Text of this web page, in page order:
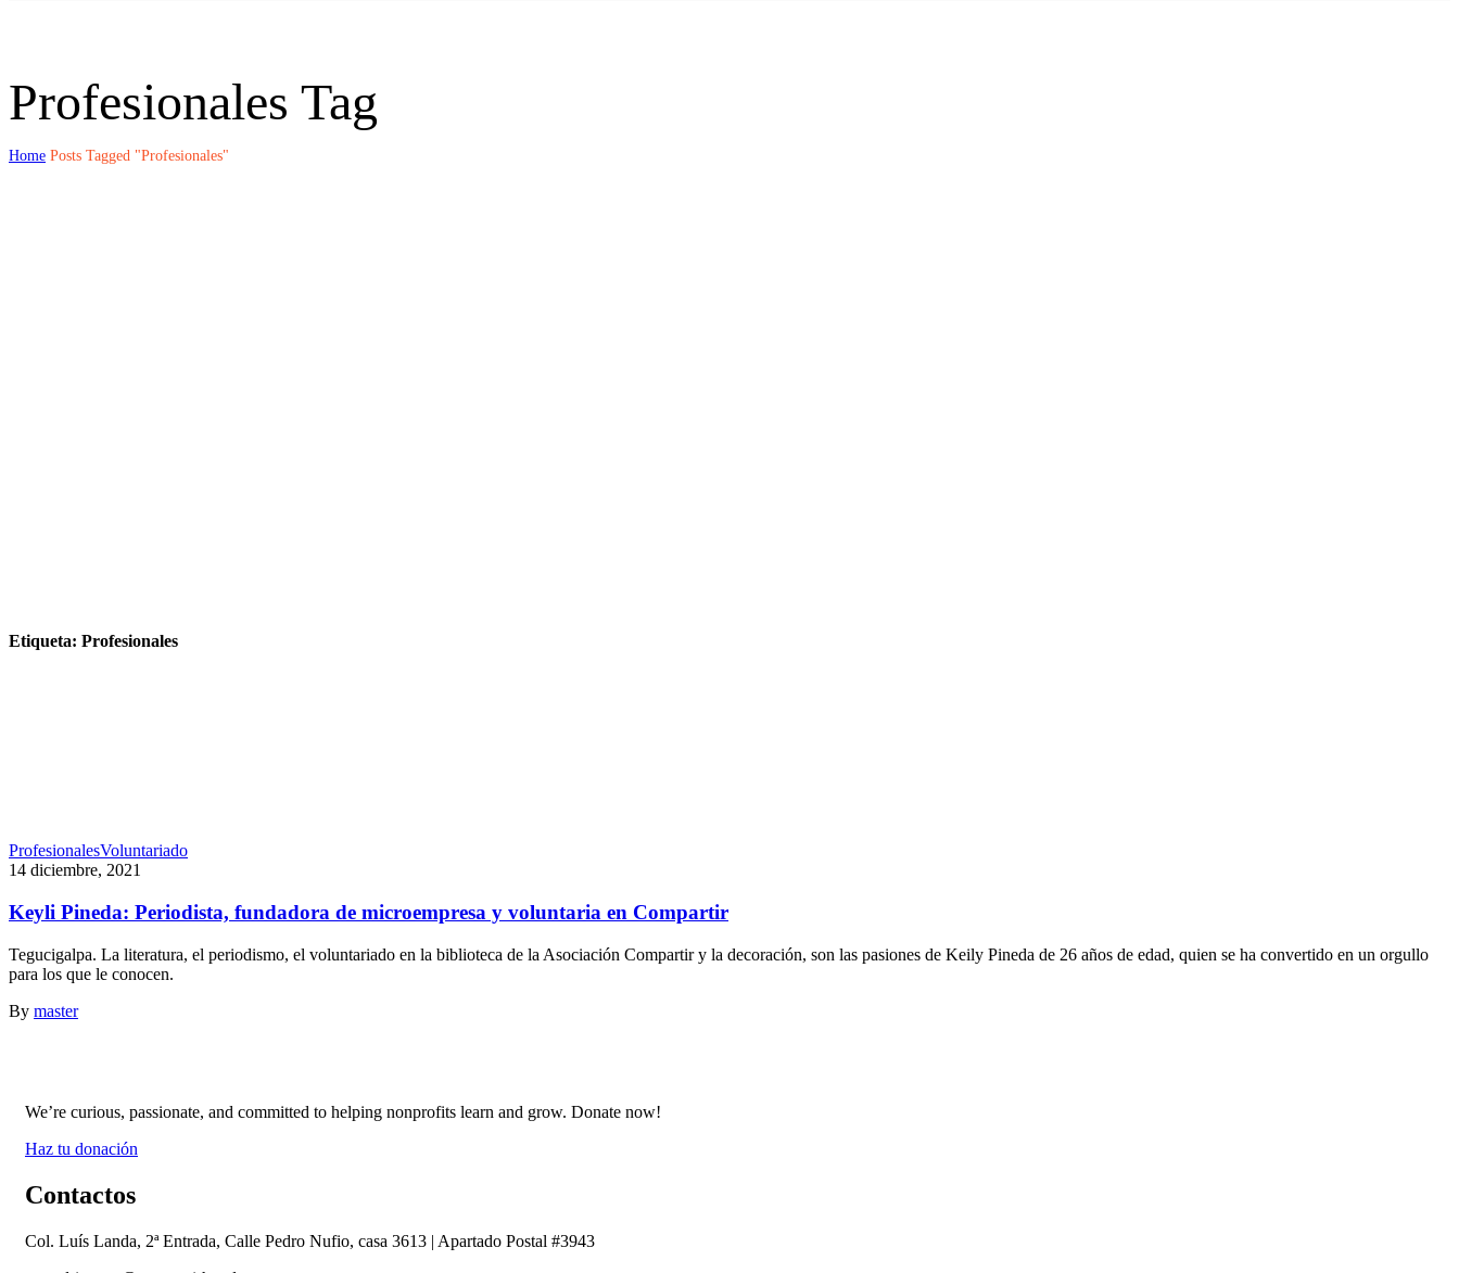
Profesionales Tag
Home Posts Tagged "Profesionales"
Etiqueta: Profesionales
ProfesionalesVoluntariado
14 diciembre, 2021
Keyli Pineda: Periodista, fundadora de microempresa y voluntaria en Compartir
Tegucigalpa. La literatura, el periodismo, el voluntariado en la biblioteca de la Asociación Compartir y la decoración, son las pasiones de Keily Pineda de 26 años de edad, quien se ha convertido en un orgullo
para los que le conocen.
By master
We’re curious, passionate, and committed to helping nonprofits learn and grow. Donate now!
Haz tu donación
Contactos
Col. Luís Landa, 2ª Entrada, Calle Pedro Nufio, casa 3613 | Apartado Postal #3943